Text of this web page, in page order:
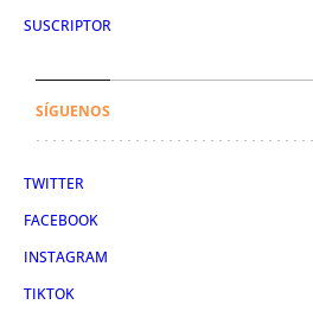
SUSCRIPTOR
SÍGUENOS
TWITTER
FACEBOOK
INSTAGRAM
TIKTOK